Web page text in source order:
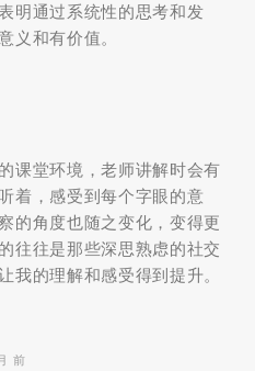
明通过系统性的思考和发
义和有价值。
课堂环境，老师讲解时会有
着，感受到每个字眼的意
的角度也随之变化，变得更
往往是那些深思熟虑的社交
我的理解和感受得到提升。
前